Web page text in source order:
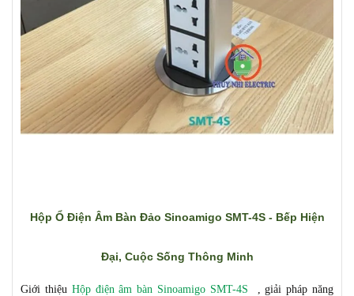
Hộp Ổ Điện Âm Bàn Đảo Sinoamigo SMT-4S - Bếp Hiện
Đại, Cuộc Sống Thông Minh
Giới thiệu Hộp điện âm bàn Sinoamigo SMT-4S , giải pháp năng